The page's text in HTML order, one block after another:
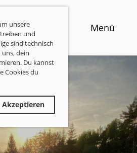
unsere
und
sind technisch
dein
Du kannst
Cookies du
Akzeptieren
Menü